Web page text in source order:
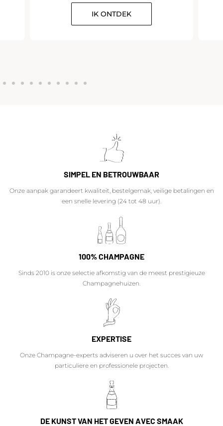
IK ONTDEK
SIMPEL EN BETROUWBAAR
Onze aanpak garandeert kwaliteit, bestelgemak, veilige betalingen en
een snelle levering (24 tot 48 uur).
100% CHAMPAGNE
Sinds 2010 is onze selectie afkomstig van de meest prestigieuze
Champagnehuizen.
EXPERTISE
Onze Champagne-experts adviseren u over het succes van uw
particuliere en professionele projecten.
DE KUNST VAN HET GEVEN AVEC SMAAK